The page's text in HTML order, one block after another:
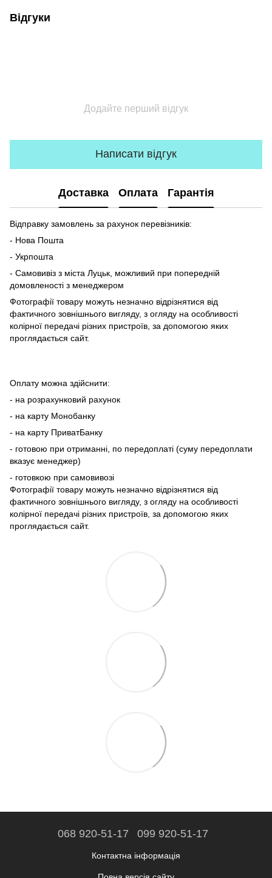
Відгуки
Додайте перший відгук
Написати відгук
Доставка Оплата Гарантія
Відправку замовлень за рахунок перевізників:
- Нова Пошта
- Укрпошта
- Самовивіз з міста Луцьк, можливий при попередній
домовленості з менеджером
Фотографії товару можуть незначно відрізнятися від
фактичного зовнішнього вигляду, з огляду на особливості
колірної передачі різних пристроїв, за допомогою яких
проглядається сайт.
Оплату можна здійснити:
- на розрахунковий рахунок
- на карту Монобанку
- на карту ПриватБанку
- готовою при отриманні, по передоплаті (суму передоплати
вказує менеджер)
- готовкою при самовивозі
Фотографії товару можуть незначно відрізнятися від
фактичного зовнішнього вигляду, з огляду на особливості
колірної передачі різних пристроїв, за допомогою яких
проглядається сайт.
068 920-51-17 099 920-51-17
Контактна інформація